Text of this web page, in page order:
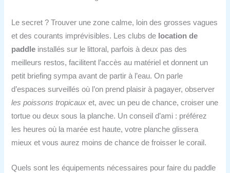
Le secret ? Trouver une zone calme, loin des grosses vagues
et des courants imprévisibles. Les clubs de location de
paddle installés sur le littoral, parfois à deux pas des
meilleurs restos, facilitent l’accès au matériel et donnent un
petit briefing sympa avant de partir à l’eau. On parle
d’espaces surveillés où l’on prend plaisir à pagayer, observer
les poissons tropicaux et, avec un peu de chance, croiser une
tortue ou deux sous la planche. Un conseil d’ami : préférez
les heures où la marée est haute, votre planche glissera
mieux et vous aurez moins de chance de froisser le corail.
Quels sont les équipements nécessaires pour faire du paddle